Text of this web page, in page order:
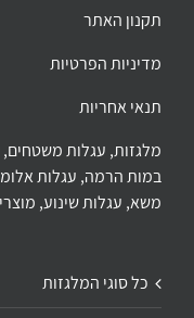
תקנון האתר
מדיניות הפרטיות
תנאי אחריות
מלגזות, עגלות
במות הרמה, עגלות
משא, עגלות שינוע,
כל סוגי המלגזות